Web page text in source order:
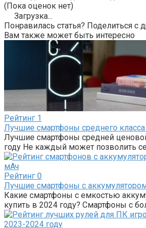
(Пока оценок нет)
Загрузка...
Понравилась статья? Поделиться с
Вам также может быть интересно
Рейтинг 1
Лучшие смартфоны среднего класса
Лучшие смартфоны средней
году Не каждый может позволить
Рейтинг 0
Лучшие смартфоны с
Какие смартфоны с емкостью
купить в 2024 году? Смартфоны с